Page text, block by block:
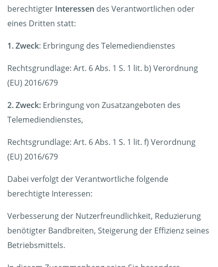
berechtigter Interessen des Verantwortlichen oder
eines Dritten statt:
1. Zweck: Erbringung des Telemediendienstes
Rechtsgrundlage: Art. 6 Abs. 1 S. 1 lit. b) Verordnung
(EU) 2016/679
2. Zweck: Erbringung von Zusatzangeboten des
Telemediendienstes,
Rechtsgrundlage: Art. 6 Abs. 1 S. 1 lit. f) Verordnung
(EU) 2016/679
Dabei verfolgt der Verantwortliche folgende
berechtigte Interessen:
Verbesserung der Nutzerfreundlichkeit, Reduzierung
benötigter Bandbreiten, Steigerung der Effizienz seines
Betriebsmittels.